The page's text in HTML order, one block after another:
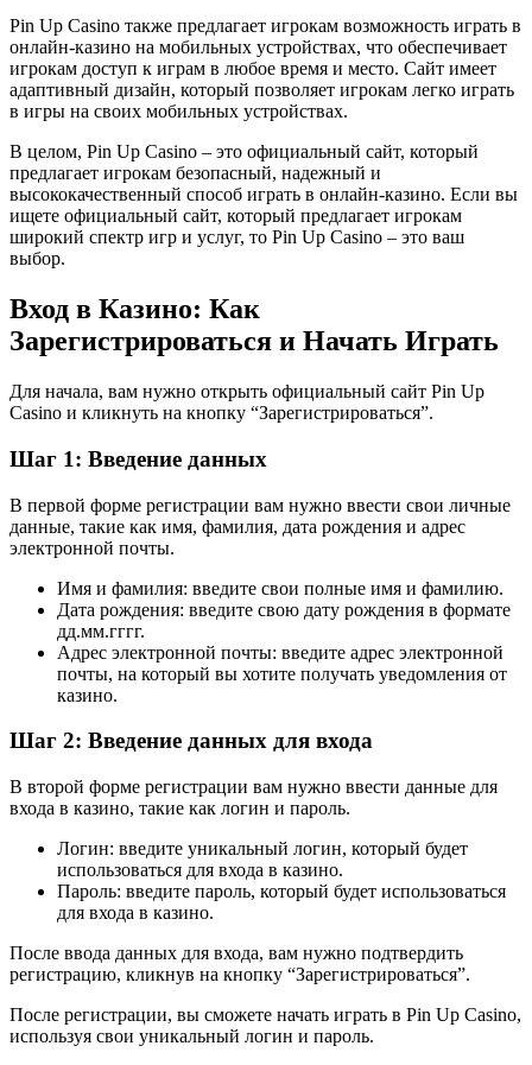
Pin Up Casino также предлагает игрокам возможность играть в
онлайн-казино на мобильных устройствах, что обеспечивает
игрокам доступ к играм в любое время и место. Сайт имеет
адаптивный дизайн, который позволяет игрокам легко играть
в игры на своих мобильных устройствах.
В целом, Pin Up Casino – это официальный сайт, который
предлагает игрокам безопасный, надежный и
высококачественный способ играть в онлайн-казино. Если вы
ищете официальный сайт, который предлагает игрокам
широкий спектр игр и услуг, то Pin Up Casino – это ваш
выбор.
Вход в Казино: Как
Зарегистрироваться и Начать Играть
Для начала, вам нужно открыть официальный сайт Pin Up
Casino и кликнуть на кнопку “Зарегистрироваться”.
Шаг 1: Введение данных
В первой форме регистрации вам нужно ввести свои личные
данные, такие как имя, фамилия, дата рождения и адрес
электронной почты.
Имя и фамилия: введите свои полные имя и фамилию.
Дата рождения: введите свою дату рождения в формате
дд.мм.гггг.
Адрес электронной почты: введите адрес электронной
почты, на который вы хотите получать уведомления от
казино.
Шаг 2: Введение данных для входа
В второй форме регистрации вам нужно ввести данные для
входа в казино, такие как логин и пароль.
Логин: введите уникальный логин, который будет
использоваться для входа в казино.
Пароль: введите пароль, который будет использоваться
для входа в казино.
После ввода данных для входа, вам нужно подтвердить
регистрацию, кликнув на кнопку “Зарегистрироваться”.
После регистрации, вы сможете начать играть в Pin Up Casino,
используя свои уникальный логин и пароль.